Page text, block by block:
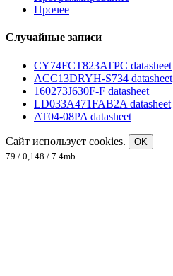
Прочее
Случайные записи
CY74FCT823ATPC datasheet
ACC13DRYH-S734 datasheet
160273J630F-F datasheet
LD033A471FAB2A datasheet
AT04-08PA datasheet
Сайт использует cookies.
OK
79 / 0,148 / 7.4mb